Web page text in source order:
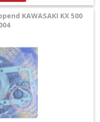
KAWASAKI KX 500